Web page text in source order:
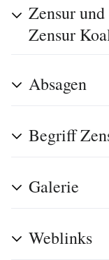
Zensur
Zensur
Absagen
Begriff
Galerie
Weblinks